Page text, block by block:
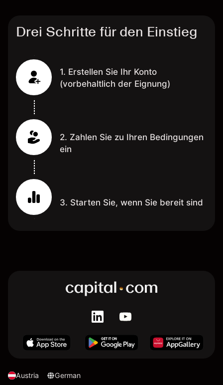
Drei Schritte für den Einstieg
1. Erstellen Sie Ihr Konto
(vorbehaltlich der Eignung)
2. Zahlen Sie zu Ihren Bedingungen
ein
3. Starten Sie, wenn Sie bereit sind
Austria German